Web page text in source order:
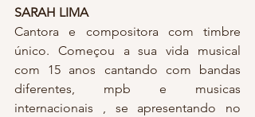
SARAH LIMA
Cantora e compositora com timbre
único. Começou a sua vida musical
com 15 anos cantando com bandas
diferentes, mpb e musicas
internacionais , se apresentando no